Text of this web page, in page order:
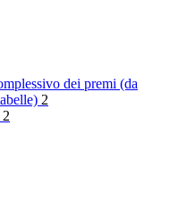
dei premi (da
2
2